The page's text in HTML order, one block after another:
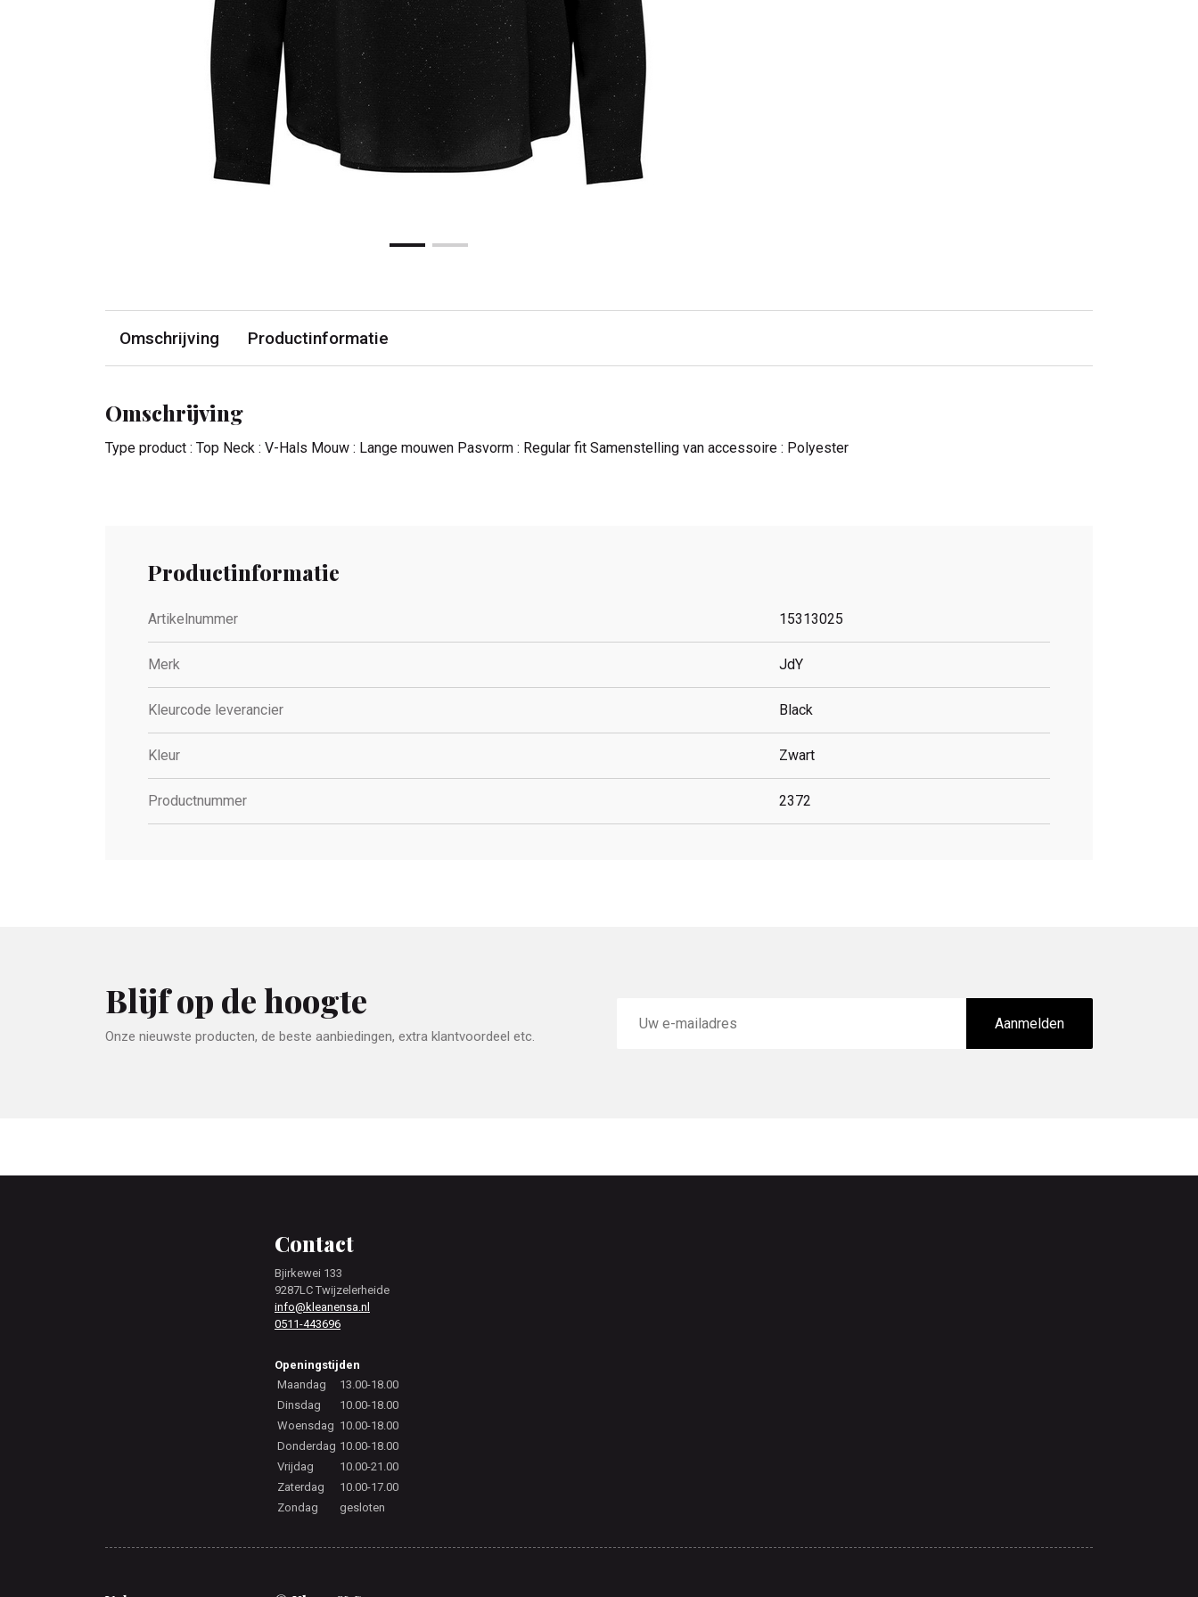
Omschrijving Productinformatie
Omschrijving
Type product : Top Neck : V-Hals Mouw : Lange mouwen Pasvorm : Regular fit Samenstelling van accessoire : Polyester
Productinformatie
Artikelnummer 15313025
Merk JdY
Kleurcode leverancier Black
Kleur Zwart
Productnummer 2372
Blijf op de hoogte
Onze nieuwste producten, de beste aanbiedingen, extra klantvoordeel etc.
mailadres
Aanmelden
Contact
Bjirkewei 133
9287LC Twijzelerheide
info@kleanensa.nl
0511-443696
Openingstijden
Maandag
13.00-18.00
Dinsdag
10.00-18.00
Woensdag 10.00-18.00
Donderdag 10.00-18.00
Vrijdag
10.00-21.00
Zaterdag
10.00-17.00
Zondag
gesloten